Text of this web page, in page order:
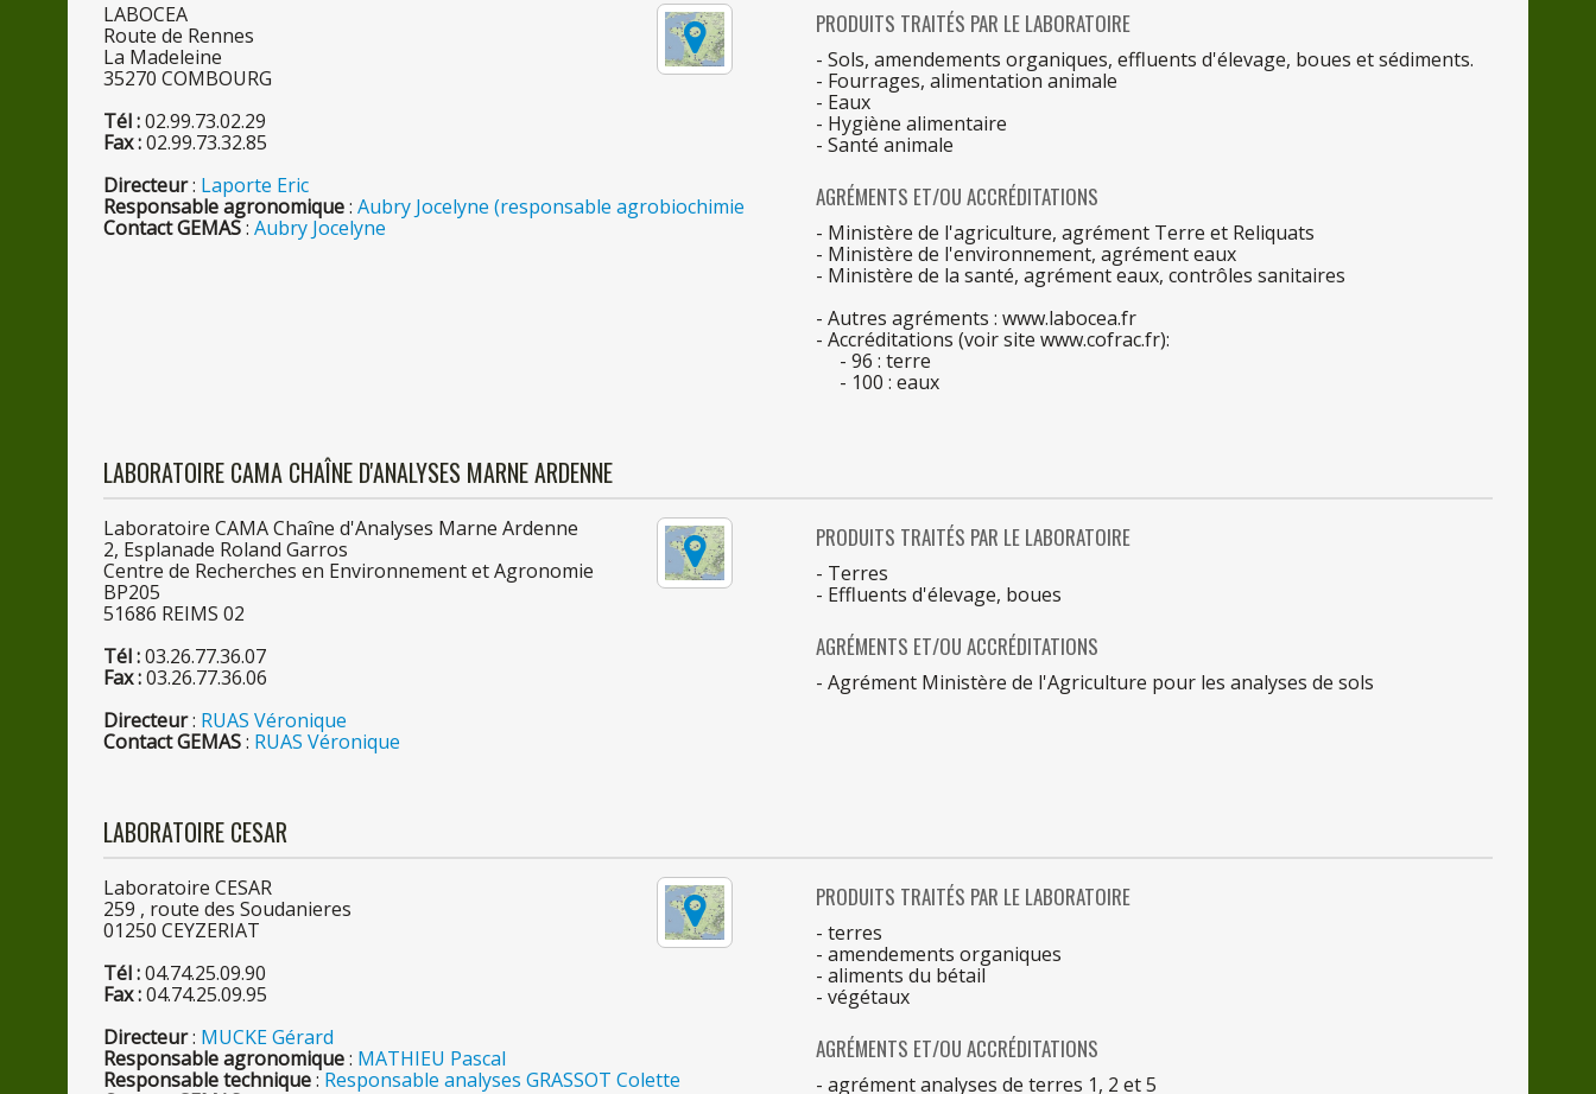
LABOCEA
Route de Rennes
La Madeleine
35270 COMBOURG
Tél :02.99.73.02.29
Fax :02.99.73.32.85
Directeur: Laporte Eric
Responsable agronomique: Aubry Jocelyne (responsable agrobiochimie
Contact GEMAS: Aubry Jocelyne
PRODUITS TRAITÉS PAR LE LABORATOIRE
- Sols, amendements organiques, effluents d'élevage, boues et sédiments.
- Fourrages, alimentation animale
- Eaux
- Hygiène alimentaire
- Santé animale
AGRÉMENTS ET/OU ACCRÉDITATIONS
- Ministère de l'agriculture, agrément Terre et Reliquats
- Ministère de l'environnement, agrément eaux
- Ministère de la santé, agrément eaux, contrôles sanitaires
- Autres agréments : www.labocea.fr
- Accréditations (voir site www.cofrac.fr):
- 96 : terre
- 100 : eaux
LABORATOIRE CAMA CHAÎNE D'ANALYSES MARNE ARDENNE
Laboratoire CAMA Chaîne d'Analyses Marne Ardenne
2, Esplanade Roland Garros
Centre de Recherches en Environnement et Agronomie
BP205
51686 REIMS 02
Tél :03.26.77.36.07
Fax :03.26.77.36.06
Directeur: RUAS Véronique
Contact GEMAS: RUAS Véronique
PRODUITS TRAITÉS PAR LE LABORATOIRE
- Terres
- Effluents d'élevage, boues
AGRÉMENTS ET/OU ACCRÉDITATIONS
- Agrément Ministère de l'Agriculture pour les analyses de sols
LABORATOIRE CESAR
Laboratoire CESAR
259 , route des Soudanieres
01250 CEYZERIAT
Tél :04.74.25.09.90
Fax :04.74.25.09.95
Directeur: MUCKE Gérard
Responsable agronomique: MATHIEU Pascal
Responsable technique: Responsable analyses GRASSOT Colette
PRODUITS TRAITÉS PAR LE LABORATOIRE
- terres
- amendements organiques
- aliments du bétail
- végétaux
AGRÉMENTS ET/OU ACCRÉDITATIONS
- agrément analyses de terres 1, 2 et 5